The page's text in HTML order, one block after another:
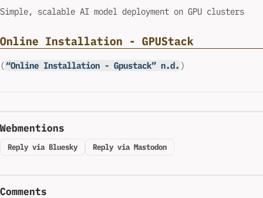
Simple, scalable AI model deployment on GPU clusters
Online Installation - GPUStack
(“Online Installation - Gpustack” n.d. )
Webmentions
Reply via Bluesky Reply via Mastodon
Comments